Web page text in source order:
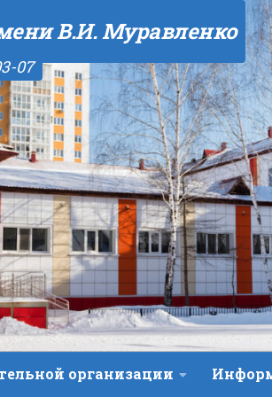
В.И. Муравленко
07
организации